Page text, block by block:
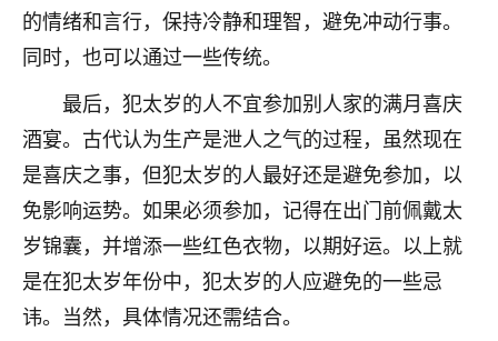
的情绪和言行，保持冷静和理智，避免冲动行事。
同时，也可以通过一些传统。
最后，犯太岁的人不宜参加别人家的满月喜庆
酒宴。古代认为生产是泄人之气的过程，虽然现在
是喜庆之事，但犯太岁的人最好还是避免参加，以
免影响运势。如果必须参加，记得在出门前佩戴太
岁锦囊，并增添一些红色衣物，以期好运。以上就
是在犯太岁年份中，犯太岁的人应避免的一些忌
讳。当然，具体情况还需结合。